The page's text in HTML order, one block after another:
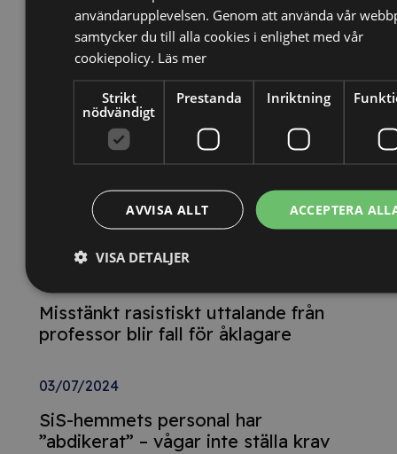
skattebrott
29/07/2024
Postnord-anställd fälls för fyra
paketstölder
Tvist om företagshemligheter ska
avgöras i svensk domstol
Misstänkt rasistiskt uttalande från
professor blir fall för åklagare
03/07/2024
SiS-hemmets personal har
”abdikerat” – vågar inte ställa krav
användarupplevelsen. Genom att använda vår
samtycker du till alla cookies i enlighet med vår
cookiepolicy. Läs mer
Strikt
nödvändigt
Prestanda Inriktning
ACCEPTERA
AVVISA ALLT
VISA DETALJER